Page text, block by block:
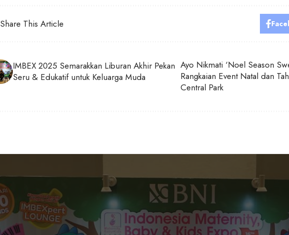
Share This Article
IMBEX 2025 Semarakkan Liburan Akhir Pekan
Seru & Edukatif untuk Keluarga Muda
Ayo Nikmati ‘Noel Season
Rangkaian Event Natal dan
Central Park